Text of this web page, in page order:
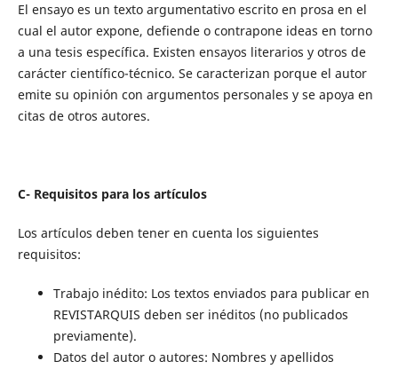
El ensayo es un texto argumentativo escrito en prosa en el
cual el autor expone, defiende o contrapone ideas en torno
a una tesis específica. Existen ensayos literarios y otros de
carácter científico-técnico. Se caracterizan porque el autor
emite su opinión con argumentos personales y se apoya en
citas de otros autores.
C- Requisitos para los artículos
Los artículos deben tener en cuenta los siguientes
requisitos:
Trabajo inédito: Los textos enviados para publicar en
REVISTARQUIS deben ser inéditos (no publicados
previamente).
Datos del autor o autores: Nombres y apellidos